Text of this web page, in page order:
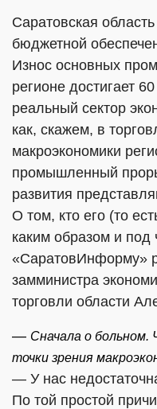
Саратовская
бюджетной
Износ основных
регионе достигает
реальный сектор
как, скажем, в
макроэкономики
промышленный
развития
О том, кто его (то
каким образом и под
«СаратовИнформу»
замминистра
торговли области
— Сначала о больном.
точки зрения
— У нас
По той простой